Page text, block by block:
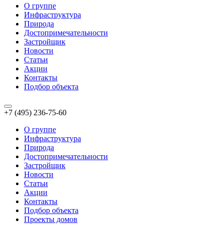
О группе
Инфраструктура
Природа
Достопримечательности
Застройщик
Новости
Статьи
Акции
Контакты
Подбор объекта
+7 (495) 236-75-60
О группе
Инфраструктура
Природа
Достопримечательности
Застройщик
Новости
Статьи
Акции
Контакты
Подбор объекта
Проекты домов